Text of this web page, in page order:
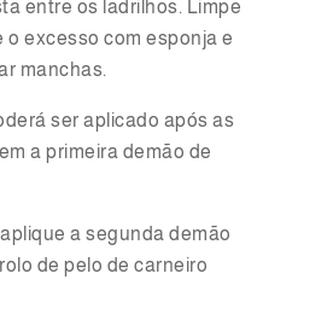
entre os ladrilhos. Limpe
o excesso com esponja e
manchas.
ser aplicado após as
a primeira demão de
a segunda demão
de pelo de carneiro